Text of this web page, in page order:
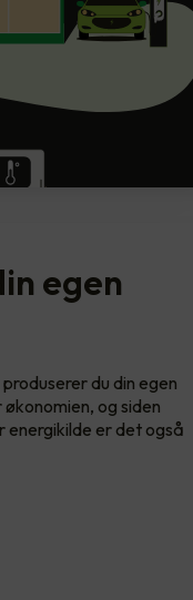
egen
du din egen
og siden
er det også